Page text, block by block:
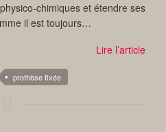
chimiques et étendre ses
il est toujours…
Lire l’article
prothèse fixée